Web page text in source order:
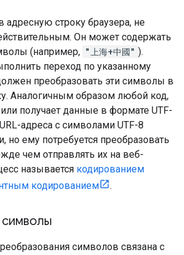
адресную строку браузера, не
Он может содержать
(например, "上海+中國" ).
переход по указанному
преобразовать эти символы в
Аналогичным образом любой код,
получает данные в формате UTF-
адреса с символами UTF-8
но ему потребуется преобразовать
чем отправлять их на веб-
называется кодированием
кодированием .
символов связана с